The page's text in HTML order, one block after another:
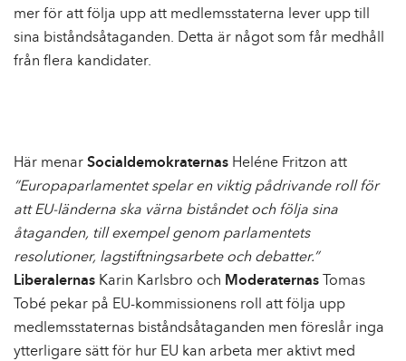
mer för att följa upp att medlemsstaterna lever upp till
sina biståndsåtaganden. Detta är något som får medhåll
från flera kandidater.
Här menar Socialdemokraternas Heléne Fritzon att
”Europaparlamentet spelar en viktig pådrivande roll för
att EU-länderna ska värna biståndet och följa sina
åtaganden, till exempel genom parlamentets
resolutioner, lagstiftningsarbete och debatter.”
Liberalernas Karin Karlsbro och Moderaternas Tomas
Tobé pekar på EU-kommissionens roll att följa upp
medlemsstaternas biståndsåtaganden men föreslår inga
ytterligare sätt för hur EU kan arbeta mer aktivt med